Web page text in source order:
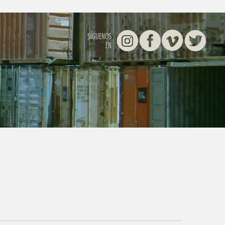
SÍGUENOS
EN
InstagramFacebookVimeoTwitter